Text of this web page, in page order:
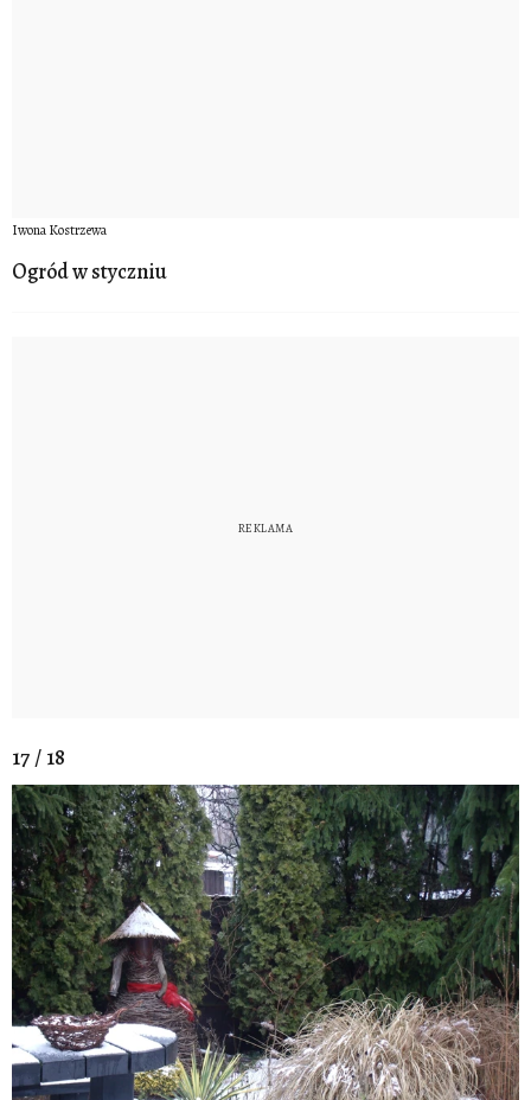
Iwona Kostrzewa
Ogród w styczniu
17 / 18